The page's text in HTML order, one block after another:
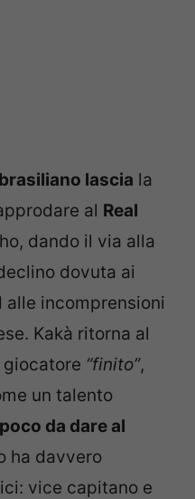
lascia la
al Real
dando il via alla
dovuta ai
incomprensioni
Kakà ritorna al
“finito”,
un talento
da dare al
ha davvero
vice capitano e